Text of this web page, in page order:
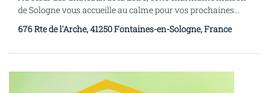
de Sologne vous accueille au calme pour vos prochaines...
676 Rte de l'Arche, 41250 Fontaines-en-Sologne, France